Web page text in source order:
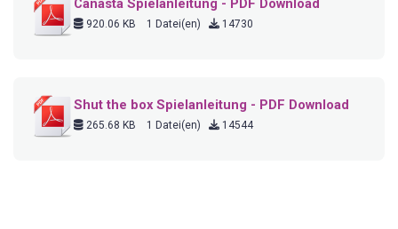
Canasta Spielanleitung - PDF Download
920.06 KB 1 Datei(en) 14730
Shut the box Spielanleitung - PDF Download
265.68 KB 1 Datei(en) 14544